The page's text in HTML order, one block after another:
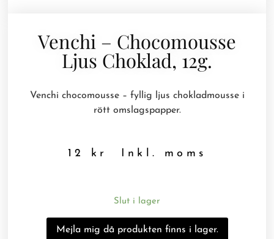
Venchi – Chocomousse
Ljus Choklad, 12g.
Venchi chocomousse – fyllig ljus chokladmousse i
rött omslagspapper.
12 kr Inkl. moms
Slut i lager